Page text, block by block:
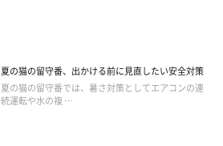
ため、猫にとって腎毒性のある物質の摂
が大切です。
器疾患のリスクを高め、腎不全のリス
夏の猫の留守番、出かける前に見直したい安全対策
夏の猫の留守番では、暑さ対策としてエアコンの連
続運転や水の複 …